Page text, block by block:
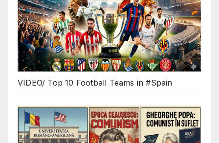
VIDEO/ Top 10 Football Teams in #Spain